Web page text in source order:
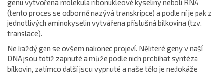
genu vytvořena molekula ribonukleové kyseliny neboli RNA
(tento proces se odborně nazývá transkripce) a podle ní je pak z
jednotlivých aminokyselin vytvářena příslušná bílkovina (tzv.
translace).
Ne každý gen se ovšem nakonec projeví. Některé geny v naší
DNA jsou totiž zapnuté a může podle nich probíhat syntéza
bílkovin, zatímco další jsou vypnuté a naše tělo je nedokáže